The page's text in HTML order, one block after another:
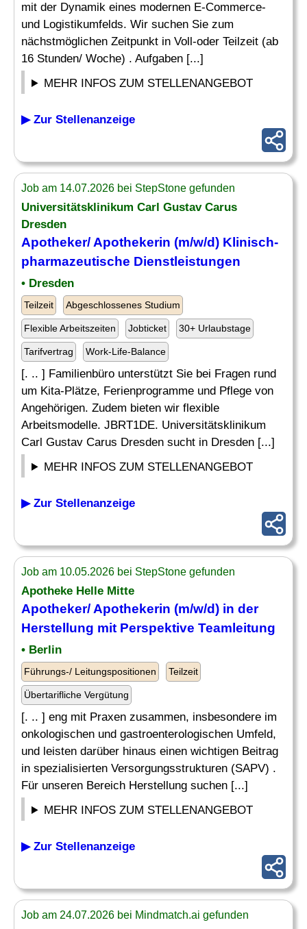
mit der Dynamik eines modernen E-Commerce-
und Logistikumfelds. Wir suchen Sie zum
nächstmöglichen Zeitpunkt in Voll-oder Teilzeit (ab
16 Stunden/ Woche) . Aufgaben [...]
MEHR INFOS ZUM STELLENANGEBOT
▶ Zur Stellenanzeige
Job am 14.07.2026 bei StepStone gefunden
Universitätsklinikum Carl Gustav Carus
Dresden
Apotheker/ Apothekerin (m/w/d) Klinisch-
pharmazeutische Dienstleistungen
• Dresden
Teilzeit Abgeschlossenes Studium
Flexible Arbeitszeiten Jobticket 30+ Urlaubstage
Tarifvertrag Work-Life-Balance
[. .. ] Familienbüro unterstützt Sie bei Fragen rund
um Kita-Plätze, Ferienprogramme und Pflege von
Angehörigen. Zudem bieten wir flexible
Arbeitsmodelle. JBRT1DE. Universitätsklinikum
Carl Gustav Carus Dresden sucht in Dresden [...]
MEHR INFOS ZUM STELLENANGEBOT
▶ Zur Stellenanzeige
Job am 10.05.2026 bei StepStone gefunden
Apotheke Helle Mitte
Apotheker/ Apothekerin (m/w/d) in der
Herstellung mit Perspektive Teamleitung
• Berlin
Führungs-/ Leitungspositionen Teilzeit
Übertarifliche Vergütung
[. .. ] eng mit Praxen zusammen, insbesondere im
onkologischen und gastroenterologischen Umfeld,
und leisten darüber hinaus einen wichtigen Beitrag
in spezialisierten Versorgungsstrukturen (SAPV) .
Für unseren Bereich Herstellung suchen [...]
MEHR INFOS ZUM STELLENANGEBOT
▶ Zur Stellenanzeige
Job am 24.07.2026 bei Mindmatch.ai gefunden